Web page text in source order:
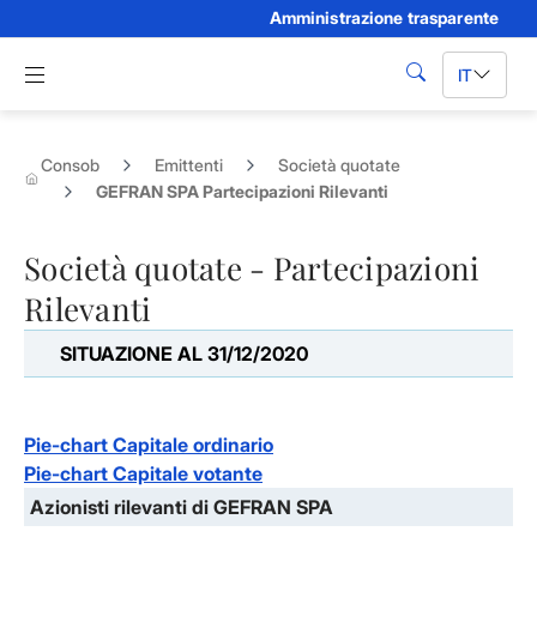
Amministrazione trasparente
Apri menu di navigazione
cerca IT
Consob Emittenti
Società quotate
GEFRAN SPA Partecipazioni Rilevanti
Società quotate - Partecipazioni
Rilevanti
SITUAZIONE AL 31/12/2020
Pie-chart Capitale ordinario
Pie-chart Capitale votante
Azionisti rilevanti di GEFRAN SPA